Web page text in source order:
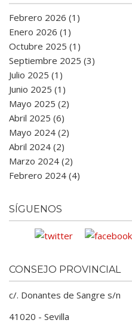
Febrero 2026 (1)
Enero 2026 (1)
Octubre 2025 (1)
Septiembre 2025 (3)
Julio 2025 (1)
Junio 2025 (1)
Mayo 2025 (2)
Abril 2025 (6)
Mayo 2024 (2)
Abril 2024 (2)
Marzo 2024 (2)
Febrero 2024 (4)
SÍGUENOS
CONSEJO PROVINCIAL
c/. Donantes de Sangre s/n
41020 - Sevilla